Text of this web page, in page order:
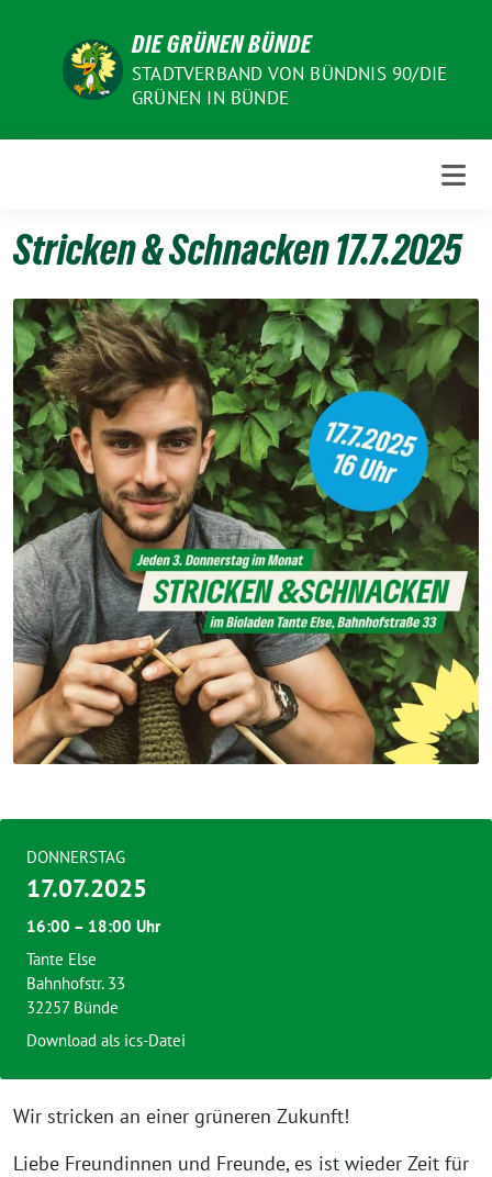
DIE GRÜNEN BÜNDE
STADTVERBAND VON BÜNDNIS 90/DIE
GRÜNEN IN BÜNDE
Stricken & Schnacken 17.7.2025
Wir stricken an einer grüneren Zukunft!
Liebe Freundinnen und Freunde, es ist wieder Zeit für
DONNERSTAG
17.07.2025
16:00 – 18:00 Uhr
Tante Else
Bahnhofstr. 33
32257 Bünde
Download als ics-Datei